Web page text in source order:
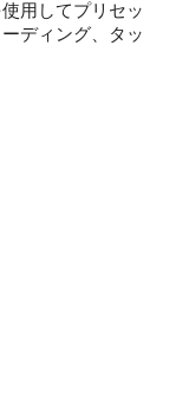
用してプリセッ
ディング、タッ